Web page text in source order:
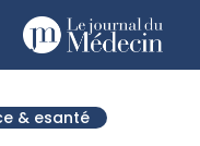
& esanté